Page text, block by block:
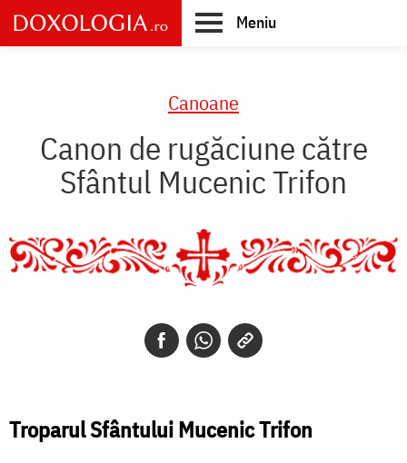
Skip
to
main
Meniu
Canoane
Canon de rugăciune către
Sfântul Mucenic Trifon
Troparul Sfântului Mucenic Trifon